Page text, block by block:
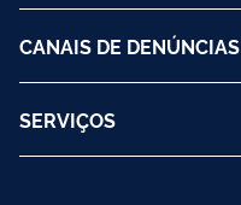
CANAIS DE DENÚNCIAS
SERVIÇOS